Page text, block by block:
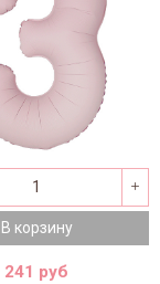
В корзину
241 руб